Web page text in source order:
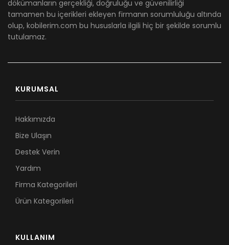
dökümanların gerçekliği, doğruluğu ve güvenilirliği
tamamen bu içerikleri ekleyen firmanın sorumluluğu altında
olup, kobilerim.com bu hususlarla ilgili hiç bir şekilde sorumlu
tutulamaz.
KURUMSAL
Hakkımızda
Bize Ulaşın
Destek Verin
Yardım
Firma Kategorileri
Ürün Kategorileri
KULLANIM